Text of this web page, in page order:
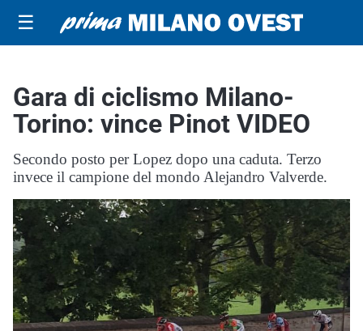
☰
Gara di ciclismo Milano-
Torino: vince Pinot VIDEO
Secondo posto per Lopez dopo una caduta. Terzo
invece il campione del mondo Alejandro Valverde.